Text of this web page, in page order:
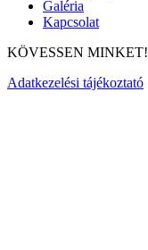
Galéria
Kapcsolat
KÖVESSEN MINKET!
Adatkezelési tájékoztató